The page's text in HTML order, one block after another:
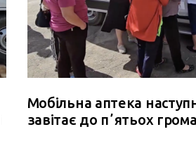
Мобільна аптека
завітає до пʼятьох